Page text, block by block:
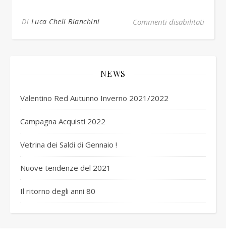
Di Luca Cheli Bianchini Commenti disabilitatisu
NEWS
Valentino Red Autunno Inverno 2021/2022
Campagna Acquisti 2022
Vetrina dei Saldi di Gennaio !
Nuove tendenze del 2021
Il ritorno degli anni 80